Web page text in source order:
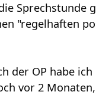
Sprechstunde
"regelhaften
der OP habe
vor 2